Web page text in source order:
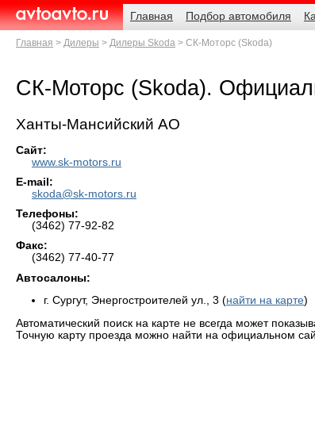
AvtoAvto.ru
Навигация
Главная
Подбор автомобиля
Родительские
страницы
Главная Дилеры Дилеры Skoda СК-Моторс (Skoda)
СК-Моторс (Skoda).
Ханты-Мансийский АО
Сайт:
www.sk-motors.ru
E-mail:
skoda@sk-motors.ru
Телефоны:
(3462) 77-92-82
Факс:
(3462) 77-40-77
Автосалоны:
г. Сургут, Энергостроителей ул., 3 (найти на карте)
Автоматический поиск на карте не всегда может
Точную карту проезда можно найти на официальном